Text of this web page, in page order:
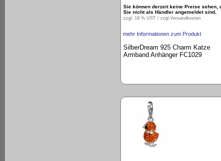
Sie können derzeit keine Preise sehen,
Sie nicht als Händler angemeldet sind.
zzgl. 19 % UST / zzgl. Versandkosten
mehr Informationen zum Produkt
SilberDream 925 Charm Katze
Armband Anhänger FC1029